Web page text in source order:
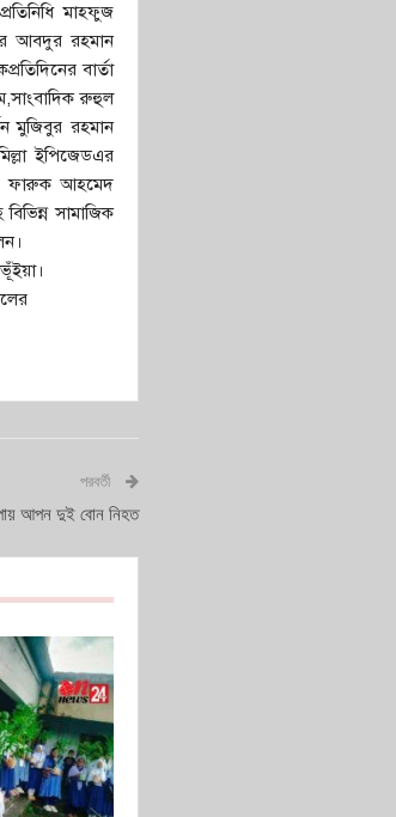
মাহফুজ
আবদুর রহমান
বার্তা
রুহুল
মুজিবুর রহমান
ইপিজেডএর
ফারুক আহমেদ
সামাজিক
পরবর্তী
আপন দুই বোন নিহত